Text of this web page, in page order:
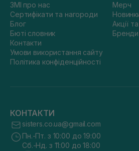
ЗМІ про нас
Сертифікати та нагороди
Блог
Бюті словник
Контакти
Умови використання сайту
Політика конфіденційності
Мерч
Акції
Бренди
КОНТАКТИ
sisters.co.ua@gmail.com
Пн.-Пт. з 10:00 до 19:00
Сб.-Нд. з 11:00 до 18:00